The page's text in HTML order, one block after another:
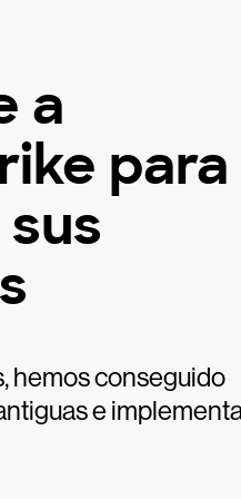
a
para
hemos conseguido
e